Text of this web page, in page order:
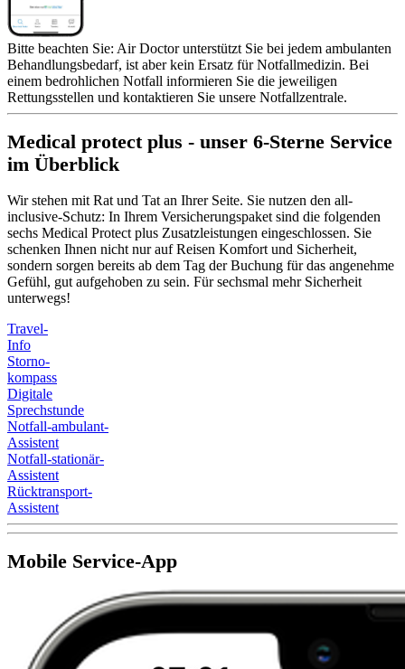
Bitte beachten Sie: Air Doctor unterstützt Sie bei jedem ambulanten
Behandlungsbedarf, ist aber kein Ersatz für Notfallmedizin. Bei
einem bedrohlichen Notfall informieren Sie die jeweiligen
Rettungsstellen und kontaktieren Sie unsere Notfallzentrale.
Medical protect plus - unser 6-Sterne Service
im Überblick
Wir stehen mit Rat und Tat an Ihrer Seite. Sie nutzen den all-
inclusive-Schutz: In Ihrem Versicherungspaket sind die folgenden
sechs Medical Protect plus Zusatzleistungen eingeschlossen. Sie
schenken Ihnen nicht nur auf Reisen Komfort und Sicherheit,
sondern sorgen bereits ab dem Tag der Buchung für das angenehme
Gefühl, gut aufgehoben zu sein. Für sechsmal mehr Sicherheit
unterwegs!
Travel-
Info
Storno-
kompass
Digitale
Sprechstunde
Notfall-ambulant-
Assistent
Notfall-stationär-
Assistent
Rücktransport-
Assistent
Mobile Service-App